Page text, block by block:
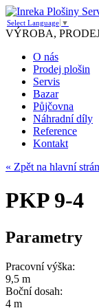
Select Language ▼
VÝROBA,
O nás
Prodej plošin
Servis
Bazar
Půjčovna
Náhradní díly
Reference
Kontakt
« Zpět na hlavní
PKP 9-4
Parametry
Pracovní výška:
9,5 m
Boční dosah:
4 m